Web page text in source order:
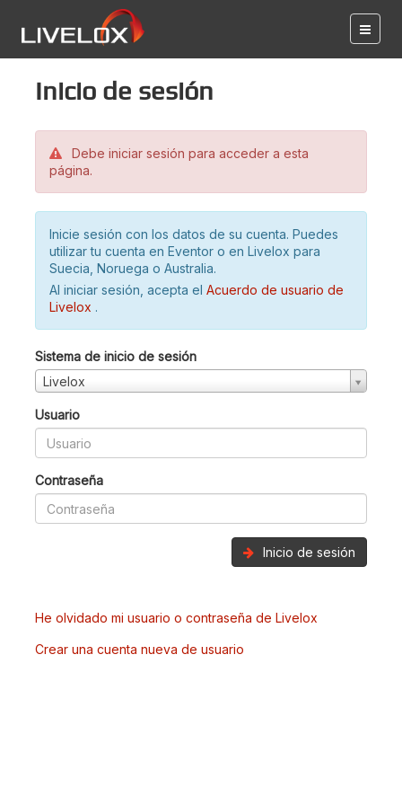
Inicio de sesión
Debe iniciar sesión para acceder a esta
página.
Inicie sesión con los datos de su cuenta. Puedes
utilizar tu cuenta en Eventor o en Livelox para
Suecia, Noruega o Australia.
Al iniciar sesión, acepta el Acuerdo de usuario de
Livelox .
Sistema de inicio de sesión
Livelox
Usuario
Contraseña
Inicio de sesión
He olvidado mi usuario o contraseña de Livelox
Crear una cuenta nueva de usuario